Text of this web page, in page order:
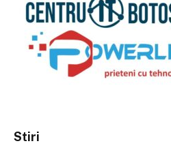
Stiri